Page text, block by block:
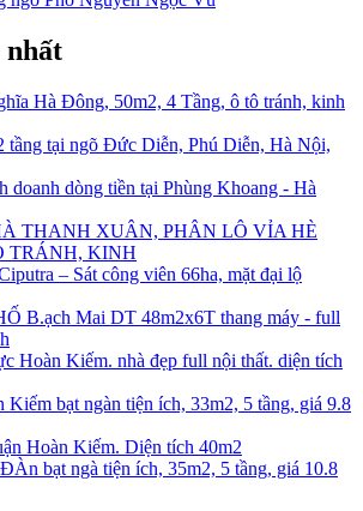
nhất
Hà Đông, 50m2, 4 Tầng, ô tô tránh, kinh
tầng tại ngõ Đức Diễn, Phú Diễn, Hà Nội,
doanh dòng tiền tại Phùng Khoang - Hà
THANH XUÂN, PHÂN LÔ VỈA HÈ
TRÁNH, KINH
– Sát công viên 66ha, mặt đại lộ
B.ạch Mai DT 48m2x6T thang máy - full
Hoàn Kiếm. nhà đẹp full nội thất. diện tích
Kiếm bạt ngàn tiện ích, 33m2, 5 tầng, giá 9.8
Hoàn Kiếm. Diện tích 40m2
bạt ngà tiện ích, 35m2, 5 tầng, giá 10.8